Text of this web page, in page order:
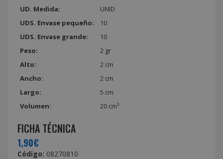
UD. Medida:
UNID
UDS. Envase pequeño:
10
UDS. Envase grande:
10
Peso:
2 gr
Alto:
2 cm
Ancho:
2 cm
Largo:
5 cm
Volumen:
20 cm³
FICHA TÉCNICA
1,90€
Código: 08270810